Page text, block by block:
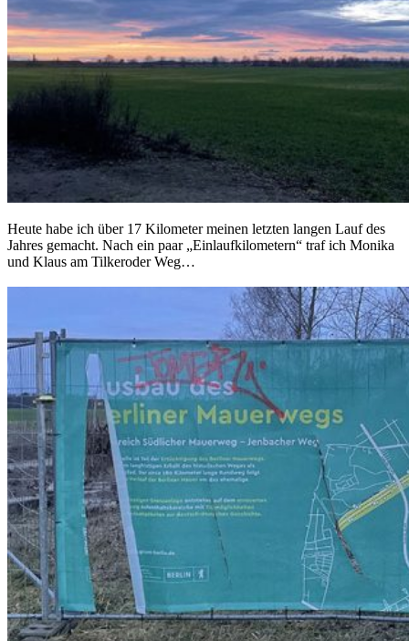
Heute habe ich über 17 Kilometer meinen letzten langen Lauf des
Jahres gemacht. Nach ein paar „Einlaufkilometern“ traf ich Monika
und Klaus am Tilkeroder Weg…